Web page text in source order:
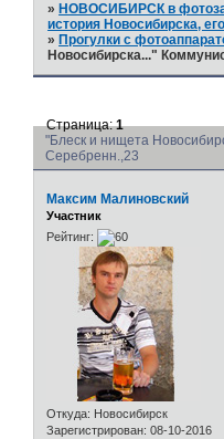
» НОВОСИБИРСК в
история Новосибирска,
» Прогулки с
Новосибирска..."
"Блеск и нищета
Серебренн.,23
Страница:1
Максим Малиновский
Участник
Рейтинг:
Откуда: Новосибирск
Зарегистрирован: 08-10-2016